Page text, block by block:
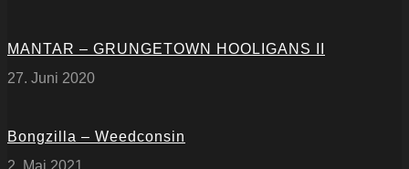
MANTAR – GRUNGETOWN HOOLIGANS II
27. Juni 2020
Bongzilla – Weedconsin